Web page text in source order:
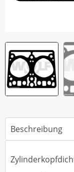
Beschreibung